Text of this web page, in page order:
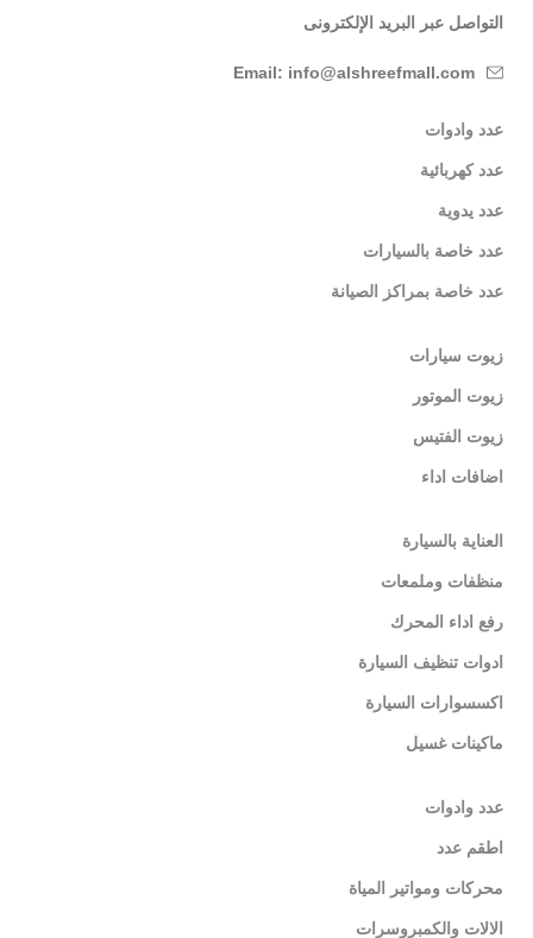
التواصل عبر البريد الإلكترونى
Email: info@alshreefmall.com
عدد وادوات
عدد كهربائية
عدد يدوية
عدد خاصة بالسيارات
عدد خاصة بمراكز الصيانة
زيوت سيارات
زيوت الموتور
زيوت الفتيس
اضافات اداء
العناية بالسيارة
منظفات وملمعات
رفع اداء المحرك
ادوات تنظيف السيارة
اكسسوارات السيارة
ماكينات غسيل
عدد وادوات
اطقم عدد
محركات ومواتير المياة
الالات والكمبروسرات